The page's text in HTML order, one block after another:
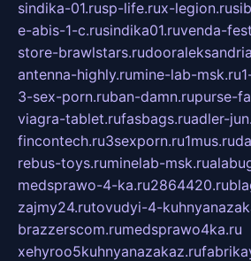
sindika-01.rusp-life.rux-legion.ru
e-abis-1-c.rusindika01.ruvenda-
store-brawlstars.ru
antenna-highly.rumine-lab-msk.ru
3-sex-porn.ruban-damn.rupurse-
viagra-tablet.rufasbags.ruadler-
fincontech.ru3sexporn.ru1mus.ru
rebus-toys.ruminelab-msk.ru
medsprawo-4-ka.ru2864420.ru
zajmy24.rutovudyi-4-
brazzerscom.rumedsprawo4ka.ru
xehyroo5kuhnyanazakaz.ru